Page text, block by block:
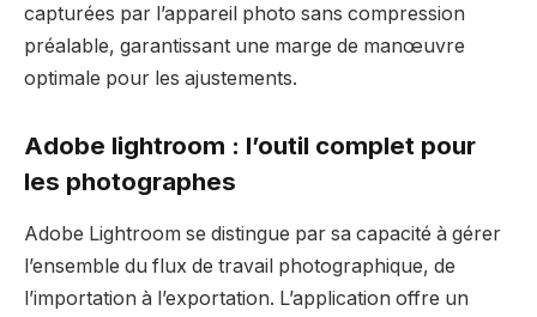
capturées par l’appareil photo sans compression
préalable, garantissant une marge de manœuvre
optimale pour les ajustements.
Adobe lightroom : l’outil complet pour
les photographes
Adobe Lightroom se distingue par sa capacité à gérer
l’ensemble du flux de travail photographique, de
l’importation à l’exportation. L’application offre un